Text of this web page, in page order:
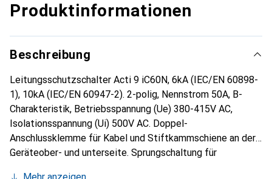
Produktinformationen
Beschreibung
Leitungsschutzschalter Acti 9 iC60N, 6kA (IEC/EN 60898-
1), 10kA (IEC/EN 60947-2). 2-polig, Nennstrom 50A, B-
Charakteristik, Betriebsspannung (Ue) 380-415V AC,
Isolationsspannung (Ui) 500V AC. Doppel-
Anschlussklemme für Kabel und Stiftkammschiene an der
Geräteober- und unterseite. Sprungschaltung für